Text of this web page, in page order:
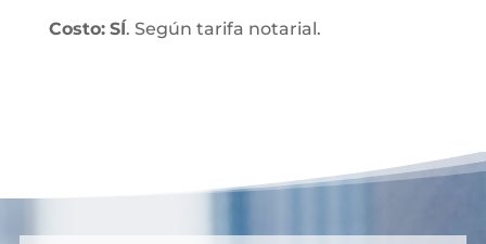
Costo: SÍ. Según tarifa notarial.